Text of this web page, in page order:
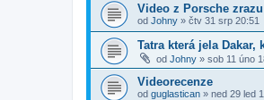
Video z Porsche
od Johny » čtv 31 srp 20:51
Tatra která jela Dakar,
od Johny » sob 11 úno
Videorecenze
od guglastican » ned 29 led